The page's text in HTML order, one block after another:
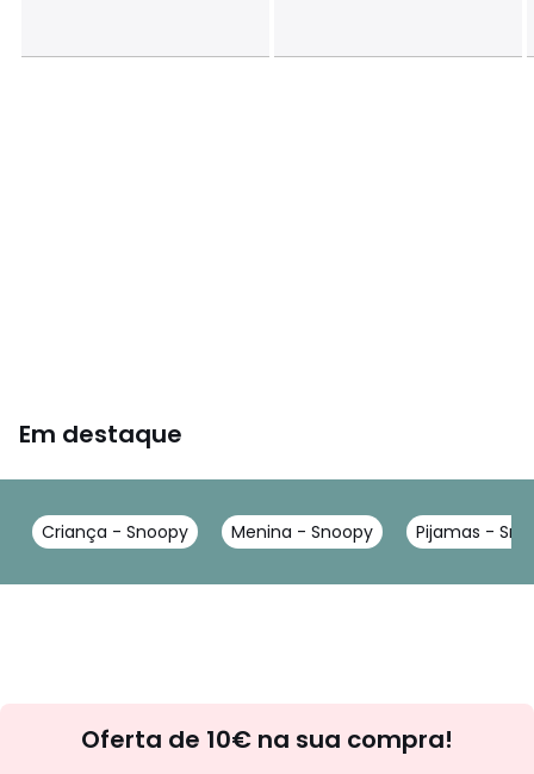
Em destaque
Criança - Snoopy Menina - Snoopy Pijamas -
Oferta de 10€ na sua compra!